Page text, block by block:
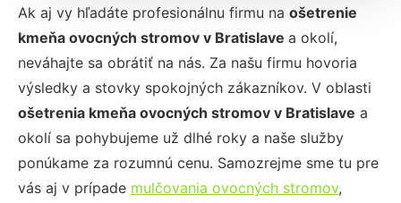
Ak aj vy hľadáte profesionálnu firmu na ošetrenie
kmeňa ovocných stromov v Bratislave a okolí,
neváhajte sa obrátiť na nás. Za našu firmu hovoria
výsledky a stovky spokojných zákazníkov. V oblasti
ošetrenia kmeňa ovocných stromov v Bratislave a
okolí sa pohybujeme už dlhé roky a naše služby
ponúkame za rozumnú cenu. Samozrejme sme tu pre
vás aj v prípade mulčovania ovocných stromov,